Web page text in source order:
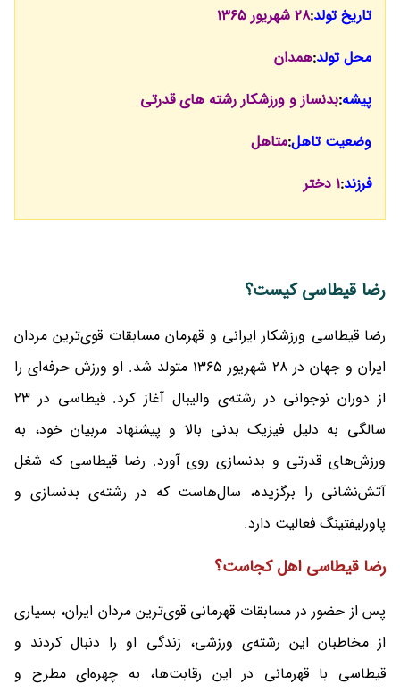
تاریخ تولد:28 شهریور 1365
محل تولد:همدان
پیشه:بدنساز و ورزشکار رشته های قدرتی
وضعیت تاهل:متاهل
فرزند:1 دختر
رضا قیطاسی کیست؟
رضا قیطاسی ورزشکار ایرانی و قهرمان مسابقات قوی‌ترین مردان
ایران و جهان در 28 شهریور 1365 متولد شد. او ورزش حرفه‌ای را
از دوران نوجوانی در رشته‌ی والیبال آغاز کرد. قیطاسی در 23
سالگی به دلیل فیزیک بدنی بالا و پیشنهاد مربیان خود، به
ورزش‌های قدرتی و بدنسازی روی آورد. رضا قیطاسی که شغل
آتش‌نشانی را برگزیده، سال‌هاست که در رشته‌ی بدنسازی و
پاورلیفتینگ فعالیت دارد.
رضا قیطاسی اهل کجاست؟
پس از حضور در مسابقات قهرمانی قوی‌ترین مردان ایران، بسیاری
از مخاطبان این رشته‌ی ورزشی، زندگی او را دنبال کردند و
قیطاسی با قهرمانی در این رقابت‌ها، به چهره‌ای مطرح و